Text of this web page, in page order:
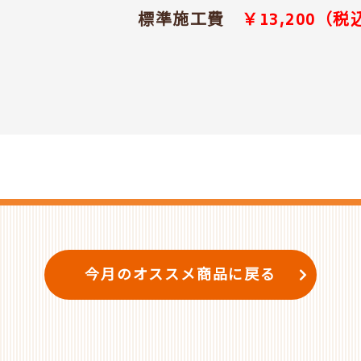
標準施工費 ￥13,200（税
今月のオススメ商品に戻る